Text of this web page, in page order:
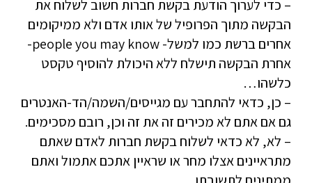
– כדי לערוך הודעת בקשת חברות חשוב לשלוח את
הבקשה מתוך הפרופיל של אותו אדם ולא ממיקומים
אחרים ברשת כמו למשל- people you may know-
אחרת הבקשה תישלח ללא היכולת להוסיף טקסט
כלשהו…
– כן, כדאי להתחבר עם מגייסים/השמה/הד-האנטרים
גם אם אתם לא מכירים זה את זה וכן, רובם מסכימים.
– לא, לא כדאי לשלוח בקשת חברות לאדם שאתם
מתראיינים אצלו מחר או שראיין אתכם אתמול ואתם